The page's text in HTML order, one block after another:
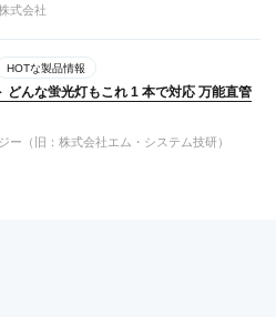
式会社
HOTな製品情報
どんな蛍光灯もこれ 1 本で対応 万能直管
ー（旧：株式会社エム・システム技研）